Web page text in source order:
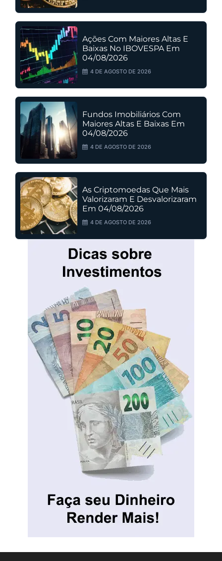
Ações Com Maiores Altas E
Baixas No IBOVESPA Em
04/08/2026
4 DE AGOSTO DE 2026
Fundos Imobiliários Com
Maiores Altas E Baixas Em
04/08/2026
4 DE AGOSTO DE 2026
As Criptomoedas Que Mais
Valorizaram E Desvalorizaram
Em 04/08/2026
4 DE AGOSTO DE 2026